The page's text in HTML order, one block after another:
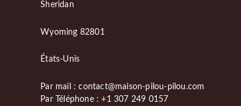
Sheridan
Wyoming 82801
États-Unis
Par mail : contact@maison-pilou-pilou.com
Par Téléphone : +1 307 249 0157